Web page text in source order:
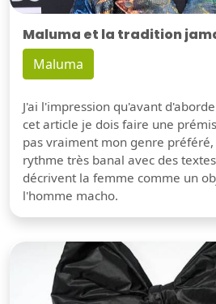
Maluma et la tradition
Maluma
J'ai l'impression qu'avant
cet article je dois faire une
pas vraiment mon genre
rythme très banal avec des
décrivent la femme comme un
l'homme macho.